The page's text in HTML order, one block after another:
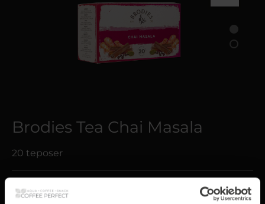
Brodies Tea Chai Masala
20 teposer
30,00 kr.*